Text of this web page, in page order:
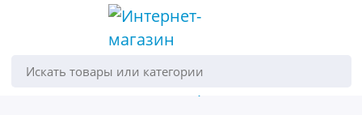
Искать товары или категории